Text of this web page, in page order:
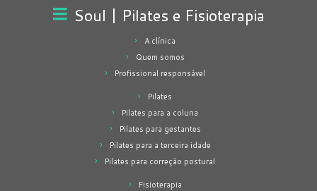
Soul | Pilates e Fisioterapia
A clínica
Quem somos
Profissional responsável
Pilates
Pilates para a coluna
Pilates para gestantes
Pilates para a terceira idade
Pilates para correção postural
Fisioterapia